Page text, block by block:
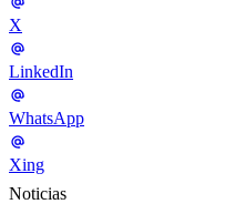
X
LinkedIn
WhatsApp
Xing
Noticias